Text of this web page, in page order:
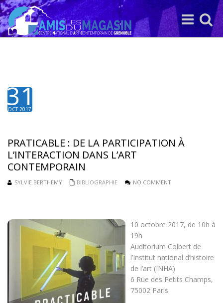
Toggle
search
Toggle
navigation
31
OCT 2017
PRATICABLE : DE LA PARTICIPATION À
L’INTERACTION DANS L’ART
CONTEMPORAIN ‪
SYLVIE BERTHEMY BIBLIOGRAPHIE NO COMMENT
10 octobre 2017, de 10h à
19h
Auditorium Colbert de
l’Institut national d’histoire
de l’art (INHA)
6 Rue des Petits Champs,
75002 Paris